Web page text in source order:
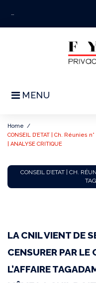
content
MENU
Home /
CONSEIL D’ETAT | Ch. Réunies
| ANALYSE CRITIQUE
CONSEIL
D'ETAT
Réunies
n°
492836
CONSEIL D’ETAT | CH.
LA CNIL VIENT DE
CENSURER PAR LE
L’AFFAIRE